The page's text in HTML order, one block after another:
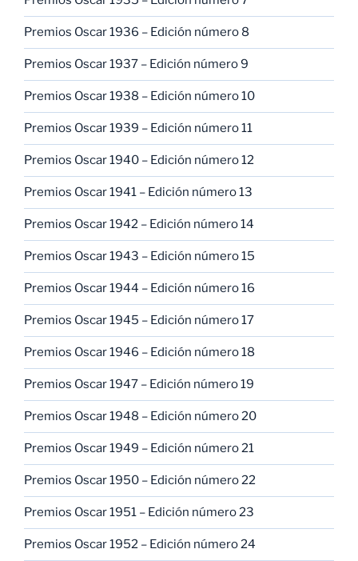
Premios Oscar 1936 – Edición número 8
Premios Oscar 1937 – Edición número 9
Premios Oscar 1938 – Edición número 10
Premios Oscar 1939 – Edición número 11
Premios Oscar 1940 – Edición número 12
Premios Oscar 1941 – Edición número 13
Premios Oscar 1942 – Edición número 14
Premios Oscar 1943 – Edición número 15
Premios Oscar 1944 – Edición número 16
Premios Oscar 1945 – Edición número 17
Premios Oscar 1946 – Edición número 18
Premios Oscar 1947 – Edición número 19
Premios Oscar 1948 – Edición número 20
Premios Oscar 1949 – Edición número 21
Premios Oscar 1950 – Edición número 22
Premios Oscar 1951 – Edición número 23
Premios Oscar 1952 – Edición número 24